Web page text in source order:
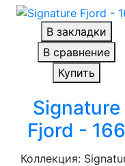
В закладки
В сравнение
Купить
Signature
Fjord - 166
Коллекция: